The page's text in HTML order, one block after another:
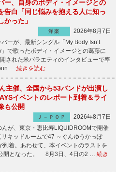
ー、自身のボディ・イメージとの
告白「同じ悩みを抱える人に知っ
かった」
洋楽
2026年8月7日
ーが、最新シングル「My Body Isn’t
」で歌ったボディ・イメージとの葛藤に
された米バラエティのインタビューで率
… 続きを読む
主催、全国から53バンドが出演し
イベントのレポート到着＆ライ
も公開
Ｊ－ＰＯＰ
2026年8月7日
が、東京・恵比寿LIQUIDROOMで開催
リキッドルームで47 ～ぐんゆうかっぽ
着。あわせて、本イベントのラストを
開となった。 8月3日、4日の2 … 続き